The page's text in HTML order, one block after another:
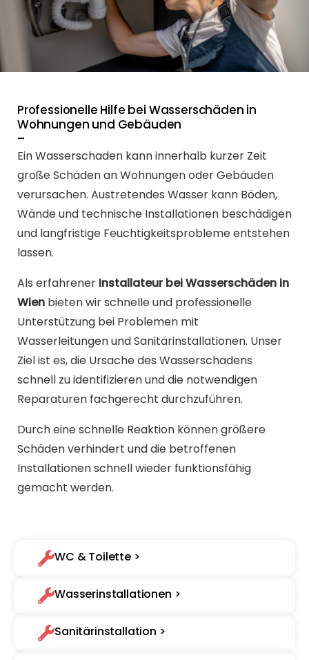
Professionelle Hilfe bei Wasserschäden in
Wohnungen und Gebäuden
–
Ein Wasserschaden kann innerhalb kurzer Zeit
große Schäden an Wohnungen oder Gebäuden
verursachen. Austretendes Wasser kann Böden,
Wände und technische Installationen beschädigen
und langfristige Feuchtigkeitsprobleme entstehen
lassen.
Als erfahrener Installateur bei Wasserschäden in
Wien bieten wir schnelle und professionelle
Unterstützung bei Problemen mit
Wasserleitungen und Sanitärinstallationen. Unser
Ziel ist es, die Ursache des Wasserschadens
schnell zu identifizieren und die notwendigen
Reparaturen fachgerecht durchzuführen.
Durch eine schnelle Reaktion können größere
Schäden verhindert und die betroffenen
Installationen schnell wieder funktionsfähig
gemacht werden.
WC & Toilette >
Wasserinstallationen >
Sanitärinstallation >